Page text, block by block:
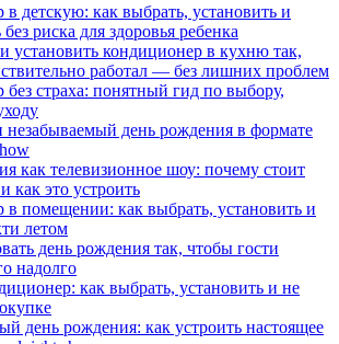
детскую: как выбрать, установить и
риска для здоровья ребенка
установить кондиционер в кухню так,
работал — без лишних проблем
страха: понятный гид по выбору,
незабываемый день рождения в формате
как телевизионное шоу: почему стоит
как это устроить
помещении: как выбрать, установить и
летом
день рождения так, чтобы гости
надолго
как выбрать, установить и не
день рождения: как устроить настоящее